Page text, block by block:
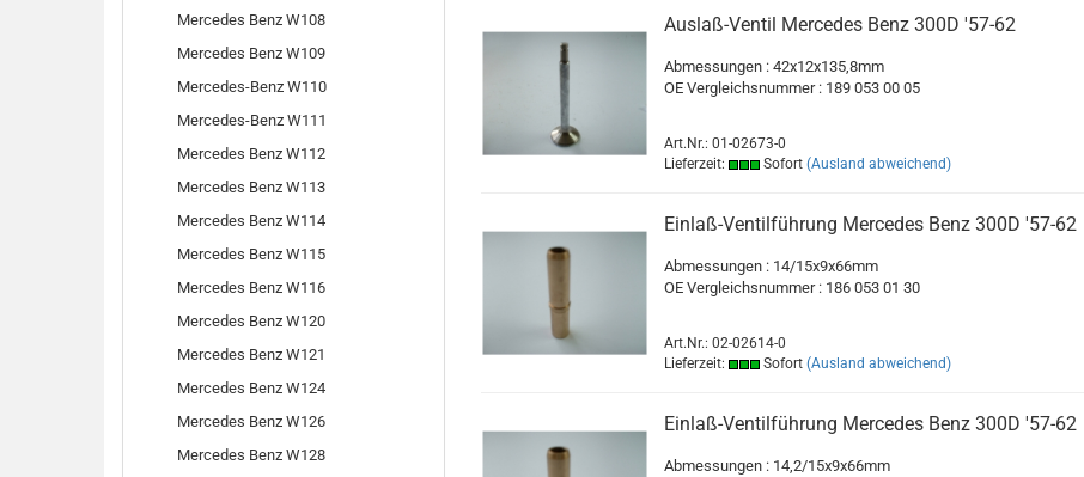
Auslaß-Ventil Mercedes Benz 300D '57-62
Abmessungen : 42x12x135,8mm
OE Vergleichsnummer : 189 053 00 05
Art.Nr.: 01-02673-0
Lieferzeit:
Sofort (Ausland abweichend)
Einlaß-Ventilführung Mercedes Benz 300D '57-62
Abmessungen : 14/15x9x66mm
OE Vergleichsnummer : 186 053 01 30
Art.Nr.: 02-02614-0
Lieferzeit:
Sofort (Ausland abweichend)
Einlaß-Ventilführung Mercedes Benz 300D '57-62
Abmessungen : 14,2/15x9x66mm
Mercedes Benz W108
Mercedes Benz W109
Mercedes-Benz W110
Mercedes-Benz W111
Mercedes Benz W112
Mercedes Benz W113
Mercedes Benz W114
Mercedes Benz W115
Mercedes Benz W116
Mercedes Benz W120
Mercedes Benz W121
Mercedes Benz W124
Mercedes Benz W126
Mercedes Benz W128